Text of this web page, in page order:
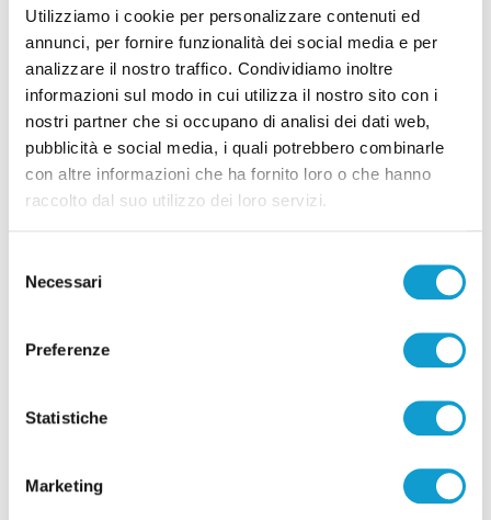
Utilizziamo i cookie per personalizzare contenuti ed
annunci, per fornire funzionalità dei social media e per
analizzare il nostro traffico. Condividiamo inoltre
informazioni sul modo in cui utilizza il nostro sito con i
nostri partner che si occupano di analisi dei dati web,
pubblicità e social media, i quali potrebbero combinarle
con altre informazioni che ha fornito loro o che hanno
raccolto dal suo utilizzo dei loro servizi.
delNecessari
Preferenze
Statistiche
Marketing
Ascoli Piceno- A un anno dalla scomparsa, la
città ricorda Francesco Paolo Galati